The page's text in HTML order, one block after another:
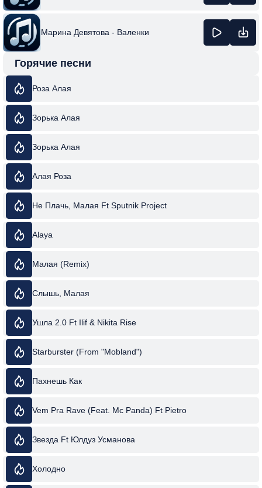
Марина Девятова - Валенки
Горячие песни
Роза Алая
Зорька Алая
Зорька Алая
Алая Роза
Не Плачь, Малая Ft Sputnik Project
Alaya
Малая (Remix)
Слышь, Малая
Ушла 2.0 Ft Ilif & Nikita Rise
Starburster (From "Mobland")
Пахнешь Как
Vem Pra Rave (Feat. Mc Panda) Ft Pietro
Звезда Ft Юлдуз Усманова
Холодно